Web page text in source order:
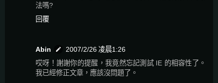
法嗎?
回覆
Abin
2007/2/26 凌晨1:26
哎呀！謝謝你的提醒，我竟然忘記測試 IE 的相容性了。
我已經修正文章，應該沒問題了。